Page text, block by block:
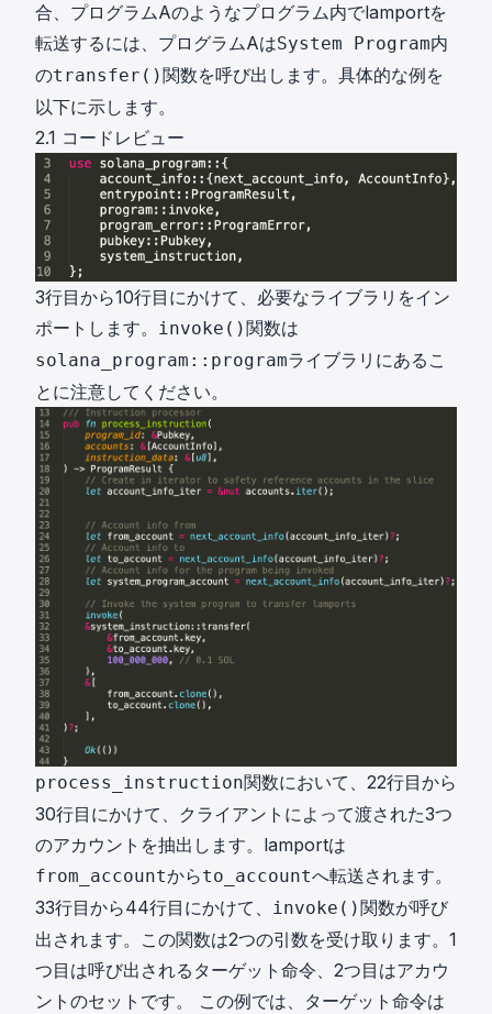
合、プログラムAのようなプログラム内でlamportを
転送するには、プログラムAはSystem Program内
のtransfer()関数を呼び出します。具体的な例を
以下に示します。
2.1 コードレビュー
3行目から10行目にかけて、必要なライブラリをイン
ポートします。 invoke()関数は
solana_program::programライブラリにあるこ
とに注意してください。
process_instruction関数において、22行目から
30行目にかけて、クライアントによって渡された3つ
のアカウントを抽出します。lamportは
from_accountからto_accountへ転送されます。
33行目から44行目にかけて、 invoke()関数が呼び
出されます。この関数は2つの引数を受け取ります。1
つ目は呼び出されるターゲット命令、2つ目はアカウ
ントのセットです。 この例では、ターゲット命令は